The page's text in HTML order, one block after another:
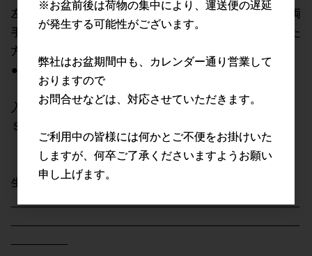
左右別のタイプですと利き手の消耗が激しい場合ですと両
手とも交換が必要ですが、左右兼用タイプなので消耗した
方のみ交換できますのでより経済的にご利用頂けます。
●粉なしタイプです。
入り数：1BOX 50枚入り
Ｓサイズ：全長（±5）：240mm
手の平の幅：85mm
中指の長さ：75mm
生産国：中国
※お盆前後は荷物の集中により、運送便の遅延
が発生する可能性がございます。
弊社はお盆期間中も、カレンダー通り営業して
おりますので
お問合せなどは、対応させていただきます。
ご利用中の皆様には何かとご不便をお掛けいた
しますが、何卒ご了承くださいますようお願い
申し上げます。